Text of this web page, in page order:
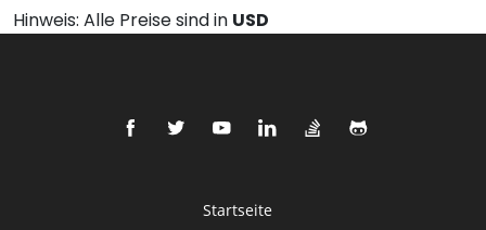
Hinweis: Alle Preise sind in USD
Startseite